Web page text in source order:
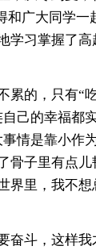
和广大同学一
学习掌握了
的，只有“
自己的幸福都
情是靠小作
骨子里有点
界里，我不
斗，这样我